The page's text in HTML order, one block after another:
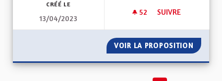
CRÉÉ LE
13/04/2023
52 52 ABONNÉS
SUIVRE
VOIR LA PROPOSITION MA